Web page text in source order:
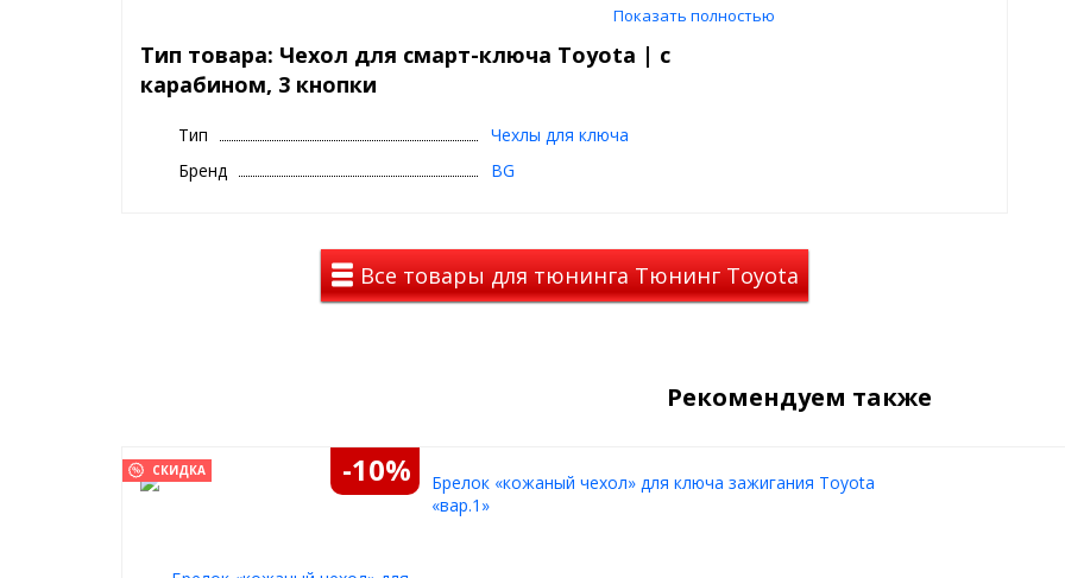
Защитит ключ при падениях и ударах.
Доступные цвета нити:
Показать полностью
Тип товара: Чехол для смарт-ключа Toyota | с
карабином, 3 кнопки
Тип
Чехлы для ключа
Бренд
BG
Все товары для тюнинга Тюнинг Toyota
Рекомендуем также
СКИДКА -10%
Брелок «кожаный чехол» для ключа зажигания Toyota
«вар.1»